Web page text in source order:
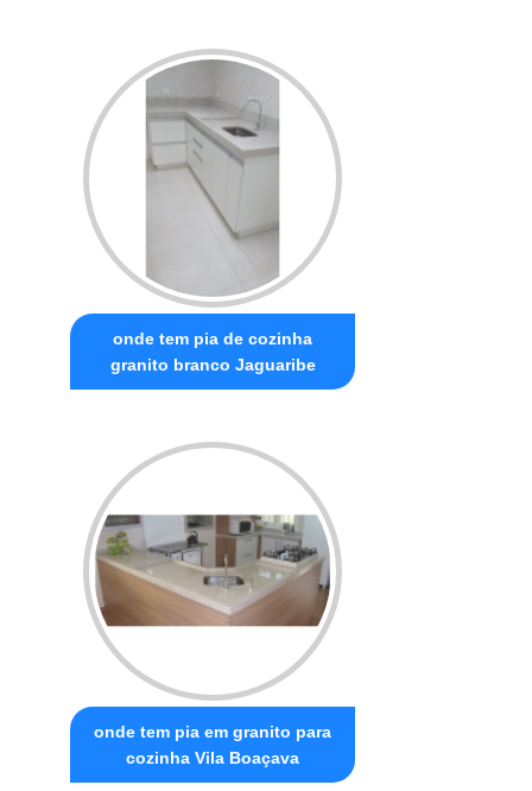
onde tem pia de cozinha
granito branco Jaguaribe
onde tem pia em granito para
cozinha Vila Boaçava